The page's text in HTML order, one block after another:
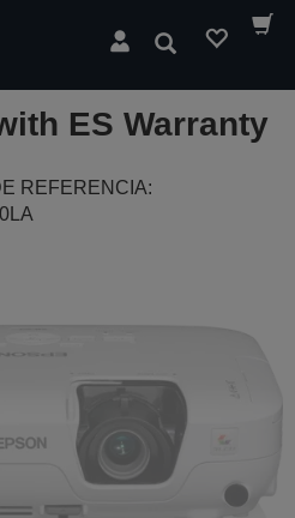
Buscar
ES Warranty
REFERENCIA: